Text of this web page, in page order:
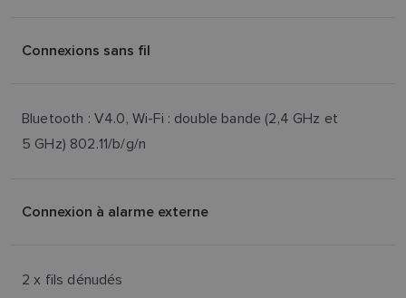
Connexions sans fil
Bluetooth : V4.0, Wi-Fi : double bande (2,4 GHz et
5 GHz) 802.11/b/g/n
Connexion à alarme externe
2 x fils dénudés